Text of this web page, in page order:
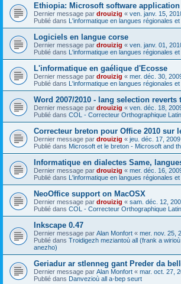
Ethiopia: Microsoft software
Dernier message par drouizig « ven. janv. 15,
Publié dans L'informatique en langues régionales
Logiciels en langue corse
Dernier message par drouizig « ven. janv. 01,
Publié dans L'informatique en langues régionales
L'informatique en gaélique d'Ecosse
Dernier message par drouizig « mer. déc. 30,
Publié dans L'informatique en langues régionales
Word 2007/2010 - lang selection
Dernier message par drouizig « ven. déc. 18,
Publié dans COL - Correcteur Orthographique
Correcteur breton pour Office 2010 sur
Dernier message par drouizig « jeu. déc. 17,
Publié dans Microsoft et le breton - Microsoft and
Informatique en dialectes Same,
Dernier message par drouizig « mer. déc. 16,
Publié dans L'informatique en langues régionales
NeoOffice support on MacOSX
Dernier message par drouizig « sam. déc. 12,
Publié dans COL - Correcteur Orthographique
Inkscape 0.47
Dernier message par Alan Monfort « mer. nov. 25,
Publié dans Troidigezh meziantoù all (frank a
anezho)
Geriadur ar stlenneg gant Preder da
Dernier message par Alan Monfort « mar. oct. 27,
Publié dans Danvezioù all a-bep seurt